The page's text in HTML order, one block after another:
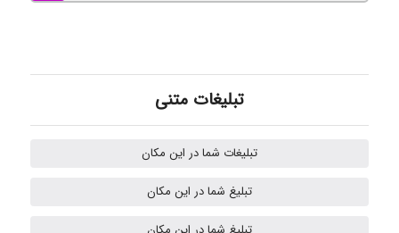
تبلیغات متنی
تبلیغات شما در این مکان
تبلیغ شما در این مکان